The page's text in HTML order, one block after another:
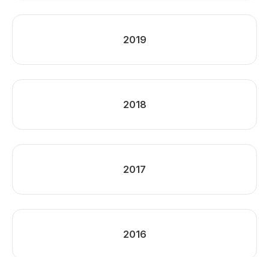
2019
2018
2017
2016